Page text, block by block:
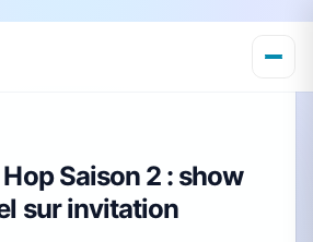
Saison 2 : show
sur invitation